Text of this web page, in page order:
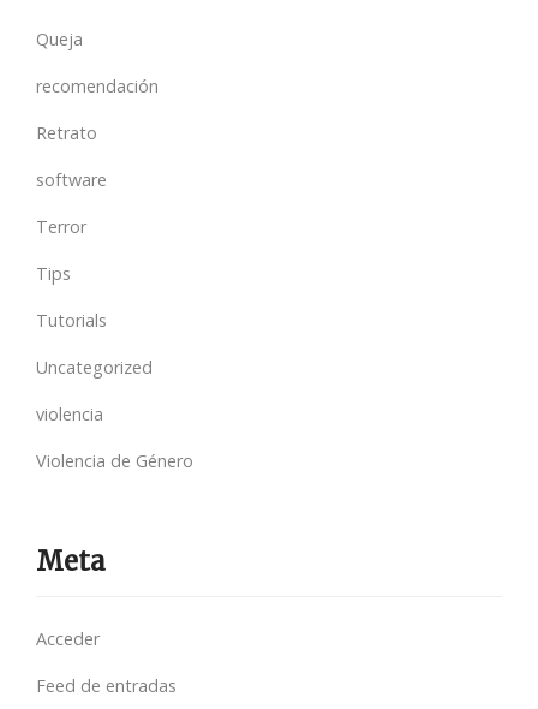
Queja
recomendación
Retrato
software
Terror
Tips
Tutorials
Uncategorized
violencia
Violencia de Género
Meta
Acceder
Feed de entradas